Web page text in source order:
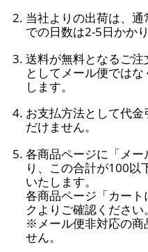
当社よりの出荷は、
での日数は2-5日かかり
送料が無料となるご
としてメール便では
します。
お支払方法として代
だけません。
各商品ページに「メ
り、この合計が100以
いたします。
各商品ページ「カー
クよりご確認ください。
※メール便非対応の商
せん。